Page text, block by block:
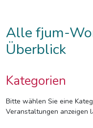
Alle fjum-
Überblick
Kategorien
Bitte wählen Sie eine
Veranstaltungen anzeigen